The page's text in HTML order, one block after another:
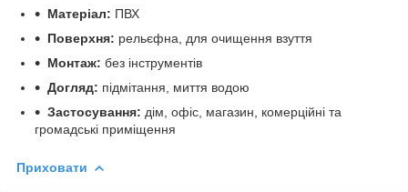
Матеріал: ПВХ
Поверхня: рельєфна, для очищення взуття
Монтаж: без інструментів
Догляд: підмітання, миття водою
Застосування: дім, офіс, магазин, комерційні та
громадські приміщення
Приховати